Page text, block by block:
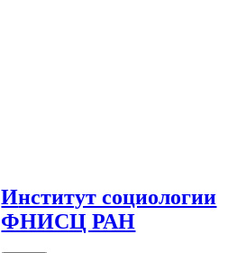
Институт социологии
ФНИСЦ РАН